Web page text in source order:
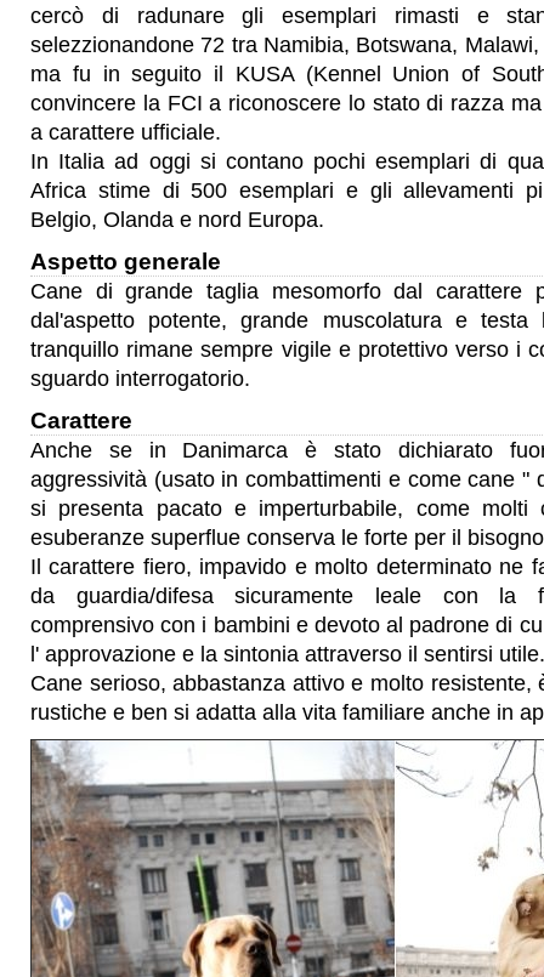
cercò di radunare gli esemplari rimasti e
selezzionandone 72 tra Namibia, Botswana,
ma fu in seguito il KUSA (Kennel Union of
convincere la FCI a riconoscere lo stato di razza
a carattere ufficiale.
In Italia ad oggi si contano pochi esemplari di
Africa stime di 500 esemplari e gli allevamenti
Belgio, Olanda e nord Europa.
Aspetto generale
Cane di grande taglia mesomorfo dal carattere
dal'aspetto potente, grande muscolatura e
tranquillo rimane sempre vigile e protettivo verso i
sguardo interrogatorio.
Carattere
Anche se in Danimarca è stato dichiarato
aggressività (usato in combattimenti e come cane "
si presenta pacato e imperturbabile, come molti
esuberanze superflue conserva le forte per il
Il carattere fiero, impavido e molto determinato ne
da guardia/difesa sicuramente leale con la
comprensivo con i bambini e devoto al padrone di
l' approvazione e la sintonia attraverso il sentirsi utile.
Cane serioso, abbastanza attivo e molto resistente,
rustiche e ben si adatta alla vita familiare anche in